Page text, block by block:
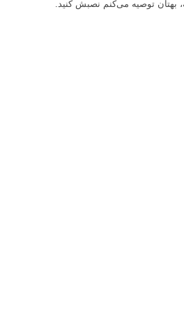
بهتان توصیه می‌کنم نصبش کنید.